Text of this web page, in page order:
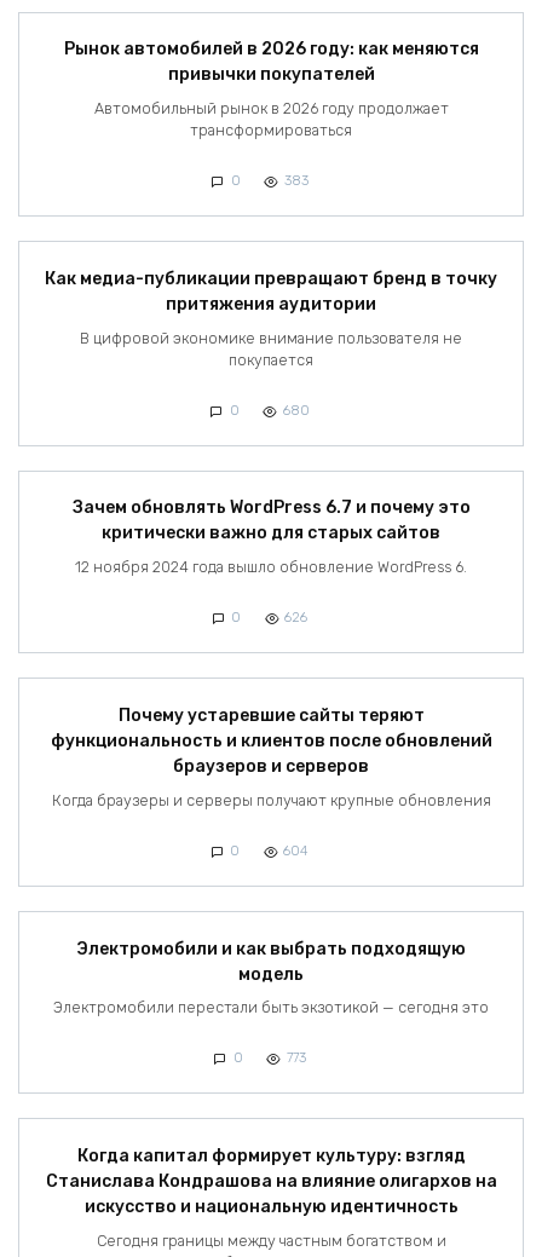
Рынок автомобилей в 2026 году: как меняются
привычки покупателей
Автомобильный рынок в 2026 году продолжает
трансформироваться
0 383
Как медиа-публикации превращают бренд в точку
притяжения аудитории
В цифровой экономике внимание пользователя не
покупается
0 680
Зачем обновлять WordPress 6.7 и почему это
критически важно для старых сайтов
12 ноября 2024 года вышло обновление WordPress 6.
0 626
Почему устаревшие сайты теряют
функциональность и клиентов после обновлений
браузеров и серверов
Когда браузеры и серверы получают крупные обновления
0 604
Электромобили и как выбрать подходящую
модель
Электромобили перестали быть экзотикой — сегодня это
0 773
Когда капитал формирует культуру: взгляд
Станислава Кондрашова на влияние олигархов на
искусство и национальную идентичность
Сегодня границы между частным богатством и